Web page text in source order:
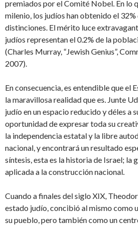
premiados por el Comité Nobel. En lo
milenio, los judíos han obtenido el
distinciones. El mérito luce
judíos representan el 0.2% de la
(Charles Murray, “Jewish Genius”,
2007).
En consecuencia, es entendible que el
la maravillosa realidad que es. Junte
judío en un espacio reducido y déles a
oportunidad de expresar toda su
la independencia estatal y la libre
nacional, y encontrará un resultado
síntesis, esta es la historia de Israel; la
aplicada a la construcción nacional.
Cuando a finales del siglo XIX,
estado judío, concibió al mismo como
su pueblo, pero también como un